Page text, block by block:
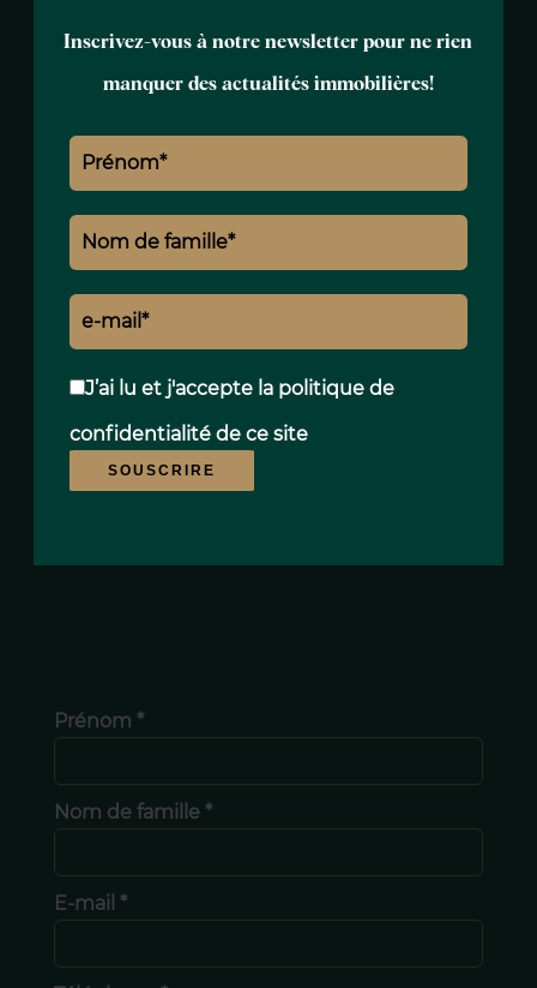
Inscrivez-vous à notre newsletter pour ne rien
manquer des actualités immobilières!
J’ai lu et j'accepte la politique de
confidentialitéde ce site
SOUSCRIRE
Prénom *
Nom de famille *
E-mail *